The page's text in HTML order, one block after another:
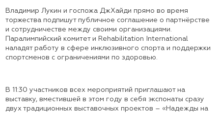
Владимир Лукин и госпожа ДжХайди прямо во время
торжества подпишут публичное соглашение о партнёрстве
и сотрудничестве между своими организациями.
Паралимпийский комитет и Rehabilitation International
наладят работу в сфере инклюзивного спорта и поддержки
спортсменов с ограничениями по здоровью.
В 11:30 участников всех мероприятий приглашают на
выставку, вместившей в этом году в себя экспонаты сразу
двух традиционных выставочных проектов – «Надежды на